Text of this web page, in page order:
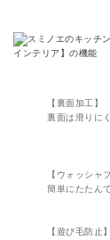
【裏面加工】
裏面は滑りに
【ウォッシャ
簡単にたたん
【遊び毛防止】